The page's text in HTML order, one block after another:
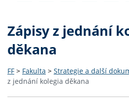
Zápisy z jednání
děkana
FF > Fakulta > Strategie a další
z jednání kolegia děkana